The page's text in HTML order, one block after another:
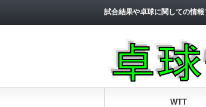
試合結果や卓球に関しての情報
WTT